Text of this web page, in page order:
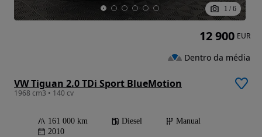
1 / 6
VW Tiguan 2.0 TDi Sport BlueMotion
1968 cm3 • 140 cv
161 000 km Diesel
Manual
2010
12 900 EUR
Dentro da média